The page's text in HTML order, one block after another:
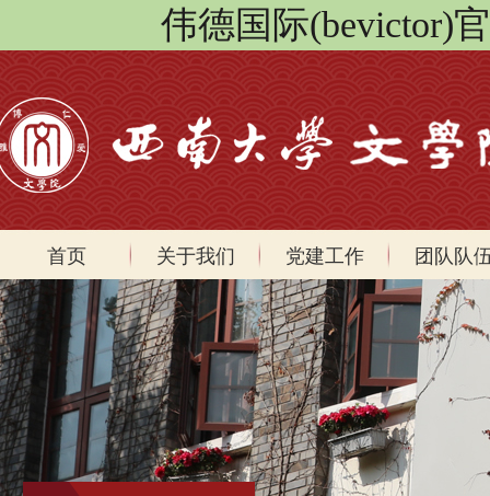
伟德国际(bevictor)
首页 关于我们 党建工作 团队队